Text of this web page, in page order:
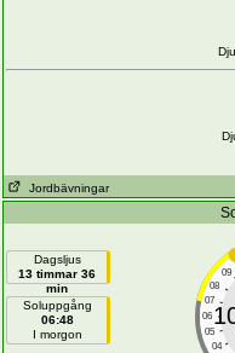
Jordbävningar
Dagsljus
13 timmar 36
min
Soluppgång
06:48
I morgon
09
08
07
06
05
04